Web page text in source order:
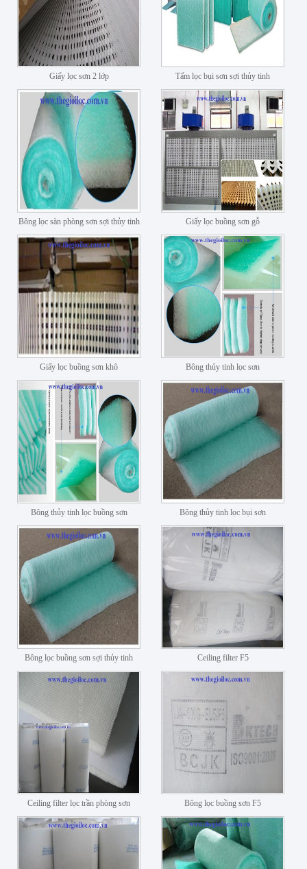
Giấy lọc sơn 2 lớp Tấm lọc bụi sơn sợi thủy tinh
Bông lọc sàn phòng sơn sợi thủy tinh Giấy lọc buồng sơn gỗ
Giấy lọc buồng sơn khô Bông thủy tinh lọc sơn
Bông thủy tinh lọc buồng sơn Bông thủy tinh lọc bụi sơn
Bông lọc buồng sơn sợi thủy tinh Ceiling filter F5
Ceiling filter lọc trần phòng sơn Bông lọc buồng sơn F5